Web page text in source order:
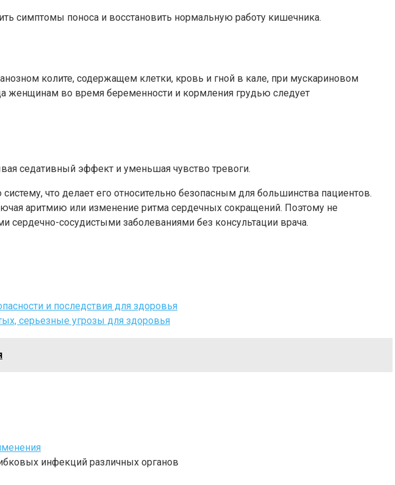
симптомы поноса и восстановить нормальную работу кишечника.
колите, содержащем клетки, кровь и гной в кале, при мускариновом
женщинам во время беременности и кормления грудью следует
седативный эффект и уменьшая чувство тревоги.
что делает его относительно безопасным для большинства пациентов.
аритмию или изменение ритма сердечных сокращений. Поэтому не
сосудистыми заболеваниями без консультации врача.
и последствия для здоровья
серьезные угрозы для здоровья
инфекций различных органов